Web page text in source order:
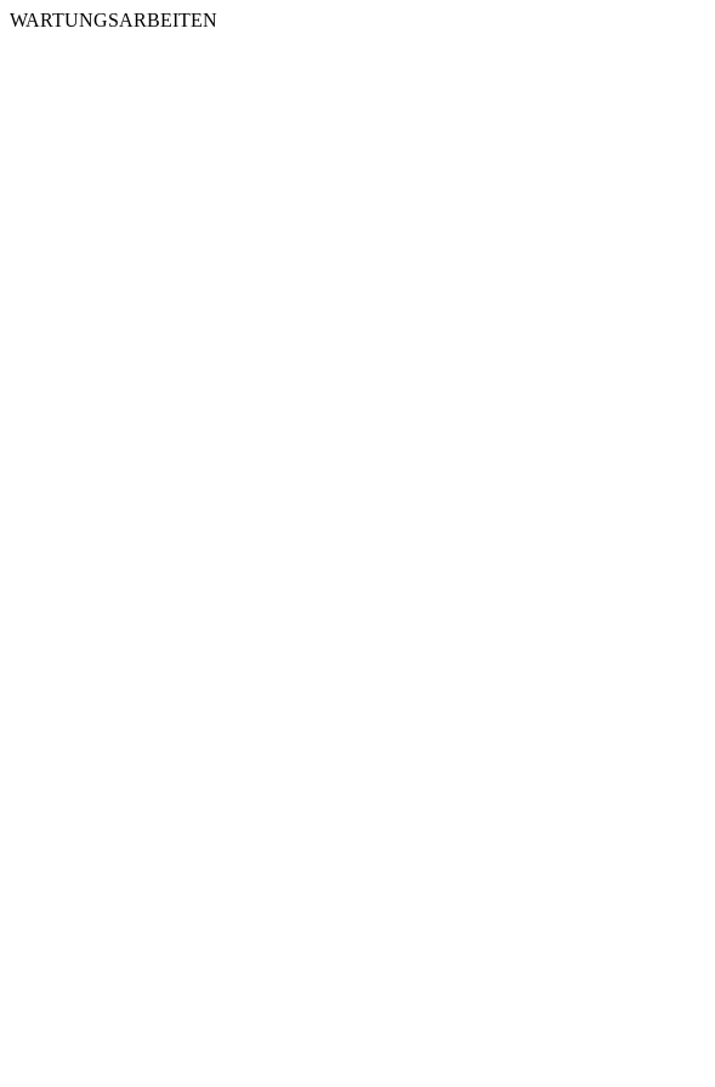
WARTUNGSARBEITEN